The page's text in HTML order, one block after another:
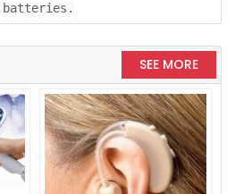
batteries.
SEE MORE